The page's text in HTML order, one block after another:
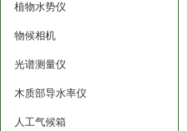
植物水势仪
物候相机
光谱测量仪
木质部导水率仪
人工气候箱